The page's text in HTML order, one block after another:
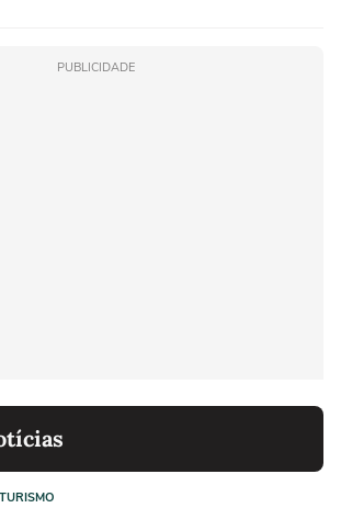
PUBLICIDADE
TURISMO